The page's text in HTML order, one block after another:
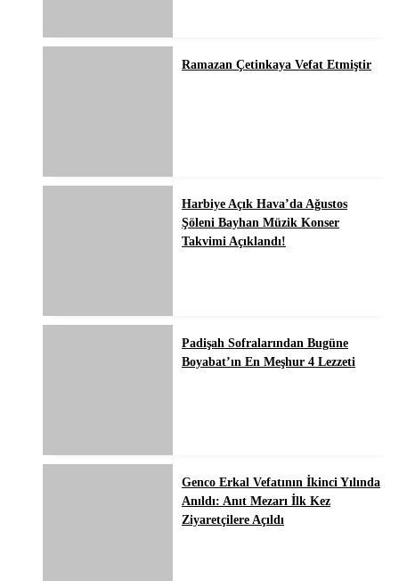
Ramazan Çetinkaya Vefat Etmiştir
Harbiye Açık Hava’da Ağustos
Şöleni Bayhan Müzik Konser
Takvimi Açıklandı!
Padişah Sofralarından Bugüne
Boyabat’ın En Meşhur 4 Lezzeti
Genco Erkal Vefatının İkinci Yılında
Anıldı: Anıt Mezarı İlk Kez
Ziyaretçilere Açıldı